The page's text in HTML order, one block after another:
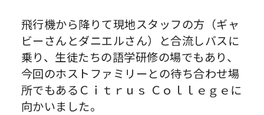
飛行機から降りて現地スタッフの方（ギャ
ビーさんとダニエルさん）と合流しバスに
乗り、生徒たちの語学研修の場でもあり、
今回のホストファミリーとの待ち合わせ場
所でもあるＣｉｔｒｕｓ Ｃｏｌｌｅｇｅに
向かいました。